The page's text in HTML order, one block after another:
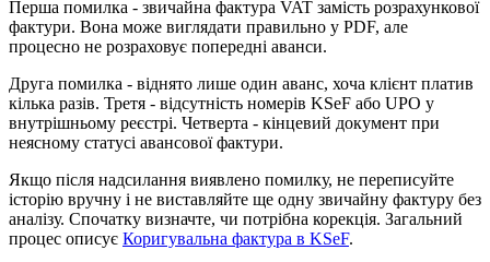
Перша помилка - звичайна фактура VAT замість розрахункової
фактури. Вона може виглядати правильно у PDF, але
процесно не розраховує попередні аванси.
Друга помилка - віднято лише один аванс, хоча клієнт платив
кілька разів. Третя - відсутність номерів KSeF або UPO у
внутрішньому реєстрі. Четверта - кінцевий документ при
неясному статусі авансової фактури.
Якщо після надсилання виявлено помилку, не переписуйте
історію вручну і не виставляйте ще одну звичайну фактуру без
аналізу. Спочатку визначте, чи потрібна корекція. Загальний
процес описує Коригувальна фактура в KSeF.